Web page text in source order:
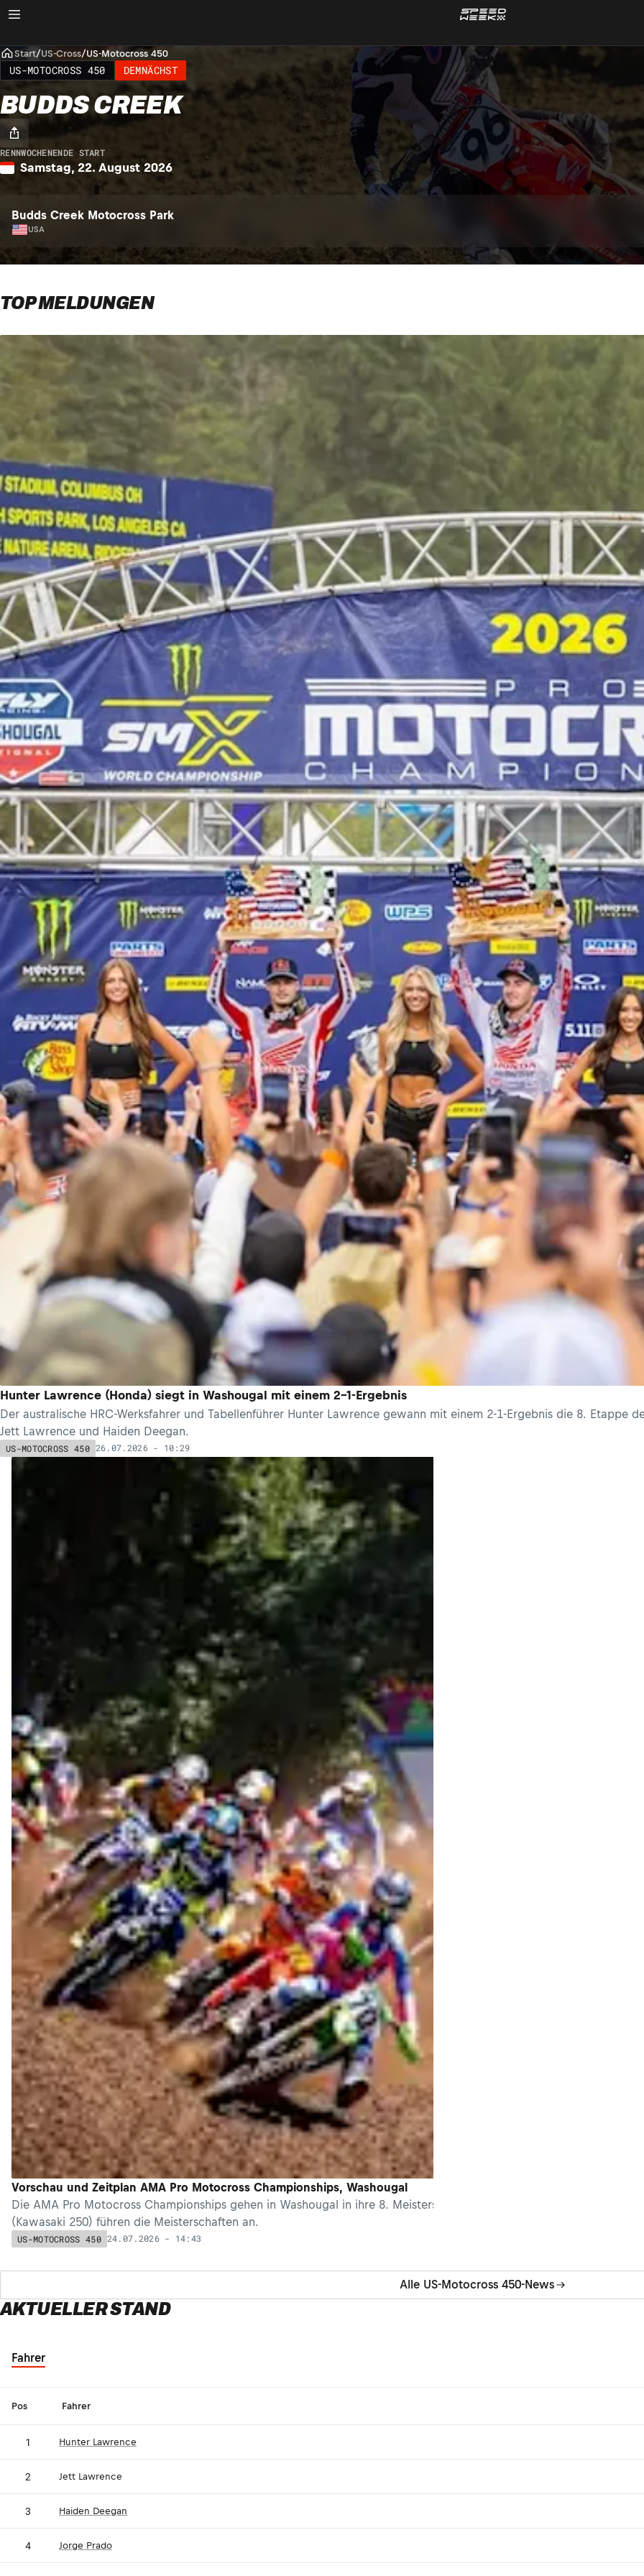
Start/US-Cross/US-Motocross 450
US-MOTOCROSS 450 DEMNÄCHST
BUDDS CREEK
RENNWOCHENENDE START
Samstag, 22. August 2026
Budds Creek Motocross Park
USA
TOP MELDUNGEN
Hunter Lawrence (Honda) siegt in Washougal mit einem 2-1-Ergebnis
Der australische HRC-Werksfahrer und Tabellenführer Hunter Lawrence gewann mit einem 2-1-Ergebnis die 8. Etappe
Jett Lawrence und Haiden Deegan.
US-MOTOCROSS 450 26.07.2026 - 10:29
Vorschau und Zeitplan AMA Pro Motocross Championships, Washougal
Die AMA Pro Motocross Championships gehen in Washougal in ihre 8. Meisterschaftsrunde. Jett Lawrence (Honda
(Kawasaki 250) führen die Meisterschaften an.
US-MOTOCROSS 450 24.07.2026 - 14:43
Alle US-Motocross 450-News
AKTUELLER STAND
Fahrer
Pos Fahrer
1 Hunter Lawrence
2 JL
Jett Lawrence
3 Haiden Deegan
4 Jorge Prado